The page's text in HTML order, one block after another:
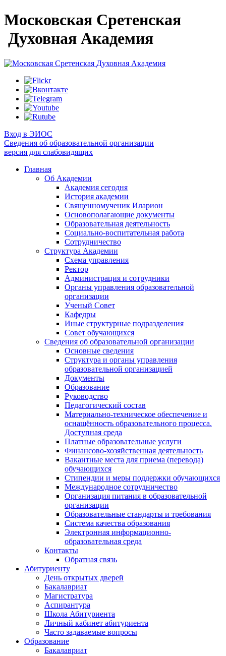
Московская Сретенская
Духовная Академия
Вход в ЭИОС
Сведения об образовательной организации
версия для слабовидящих
Главная
Об Академии
Академия сегодня
История академии
Священномученик Иларион
Основополагающие документы
Образовательная деятельность
Социально-воспитательная работа
Сотрудничество
Структура Академии
Схема управления
Ректор
Администрация и сотрудники
Органы управления образовательной
организации
Ученый Совет
Кафедры
Иные структурные подразделения
Совет обучающихся
Сведения об образовательной организации
Основные сведения
Структура и органы управления
образовательной организацией
Документы
Образование
Руководство
Педагогический состав
Материально-техническое обеспечение и
оснащённость образовательного процесса.
Доступная среда
Платные образовательные услуги
Финансово-хозяйственная деятельность
Вакантные места для приема (перевода)
обучающихся
Стипендии и меры поддержки обучающихся
Международное сотрудничество
Организация питания в образовательной
организации
Образовательные стандарты и требования
Система качества образования
Электронная информационно-
образовательная среда
Контакты
Обратная связь
Абитуриенту
День открытых дверей
Бакалавриат
Магистратура
Аспирантура
Школа Абитуриента
Личный кабинет абитуриента
Часто задаваемые вопросы
Образование
Бакалавриат